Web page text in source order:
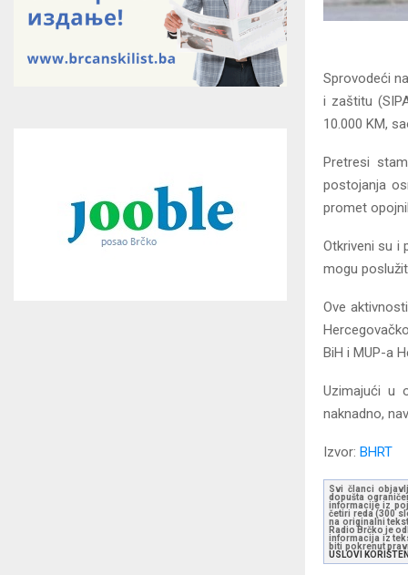
Sprovodeći
i zaštitu
10.000 KM,
Pretresi
postojanja
promet
Otkriveni su i
mogu
Ove
BiH i MUP-a
Uzimajući u
naknadno,
Izvor: BHRT
Svi članci
dopušta
informacije iz
četiri reda (300
na originalni
Radio Brčko je
informacija iz
biti pokrenut
USLOVI